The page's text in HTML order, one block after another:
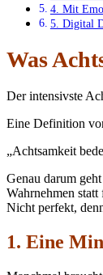
4. Mit
5. Digital
Was
Der intensivste
Eine Definition
„Achtsamkeit
Genau darum
Wahrnehmen
Nicht perfekt,
1. Eine